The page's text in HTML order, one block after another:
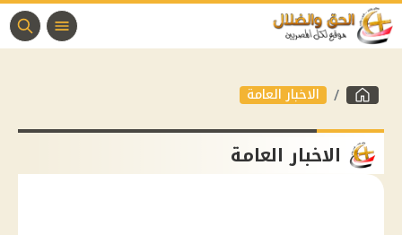
الاخبار العامة
الاخبار العامة